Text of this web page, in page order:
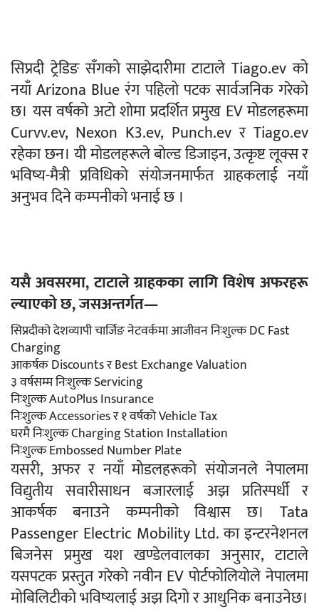
सिप्रदी ट्रेडिङ सँगको साझेदारीमा टाटाले Tiago.ev को
नयाँ Arizona Blue रंग पहिलो पटक सार्वजनिक गरेको
छ। यस वर्षको अटो शोमा प्रदर्शित प्रमुख EV मोडलहरूमा
Curvv.ev, Nexon K3.ev, Punch.ev र Tiago.ev
रहेका छन। यी मोडलहरूले बोल्ड डिजाइन, उत्कृष्ट लूक्स र
भविष्य-मैत्री प्रविधिको संयोजनमार्फत ग्राहकलाई नयाँ
अनुभव दिने कम्पनीको भनाई छ ।
यसै अवसरमा, टाटाले ग्राहकका लागि विशेष अफरहरू
ल्याएको छ, जसअन्तर्गत—
सिप्रदीको देशव्यापी चार्जिङ नेटवर्कमा आजीवन निःशुल्क DC Fast
Charging
आकर्षक Discounts र Best Exchange Valuation
३ वर्षसम्म निःशुल्क Servicing
निःशुल्क AutoPlus Insurance
निःशुल्क Accessories र १ वर्षको Vehicle Tax
घरमै निःशुल्क Charging Station Installation
निःशुल्क Embossed Number Plate
यसरी, अफर र नयाँ मोडलहरूको संयोजनले नेपालमा
विद्युतीय सवारीसाधन बजारलाई अझ प्रतिस्पर्धी र
आकर्षक बनाउने कम्पनीको विश्वास छ। Tata
Passenger Electric Mobility Ltd. का इन्टरनेशनल
बिजनेस प्रमुख यश खण्डेलवालका अनुसार, टाटाले
यसपटक प्रस्तुत गरेको नवीन EV पोर्टफोलियोले नेपालमा
मोबिलिटीको भविष्यलाई अझ दिगो र आधुनिक बनाउनेछ।